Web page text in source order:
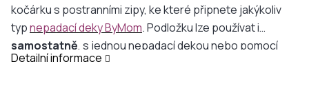
kočárku s postranními zipy, ke které připnete jakýkoliv
typnepadací deky ByMom. Podložku lze používat i
samostatně, s jednou nepadací dekou nebo pomocí
adaptérulze připevnit dvě nepadací deky naráz!
Detailní informace